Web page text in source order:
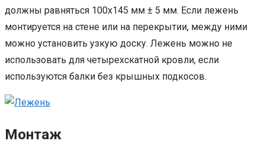
должны равняться 100х145 мм ± 5 мм. Если лежень
монтируется на стене или на перекрытии, между ними
можно установить узкую доску. Лежень можно не
использовать для четырехскатной кровли, если
используются балки без крышных подкосов.
Монтаж